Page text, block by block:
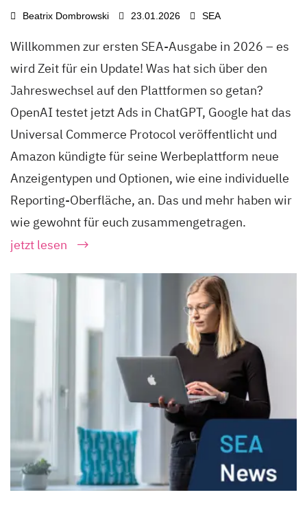
Beatrix Dombrowski 23.01.2026 SEA
Willkommen zur ersten SEA-Ausgabe in 2026 – es
wird Zeit für ein Update! Was hat sich über den
Jahreswechsel auf den Plattformen so getan?
OpenAI testet jetzt Ads in ChatGPT, Google hat das
Universal Commerce Protocol veröffentlicht und
Amazon kündigte für seine Werbeplattform neue
Anzeigentypen und Optionen, wie eine individuelle
Reporting-Oberfläche, an. Das und mehr haben wir
wie gewohnt für euch zusammengetragen.
jetzt lesen